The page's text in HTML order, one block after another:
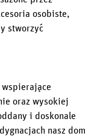
osobiste,
stworzyć
oraz wysokiej
i doskonale
nasz dom